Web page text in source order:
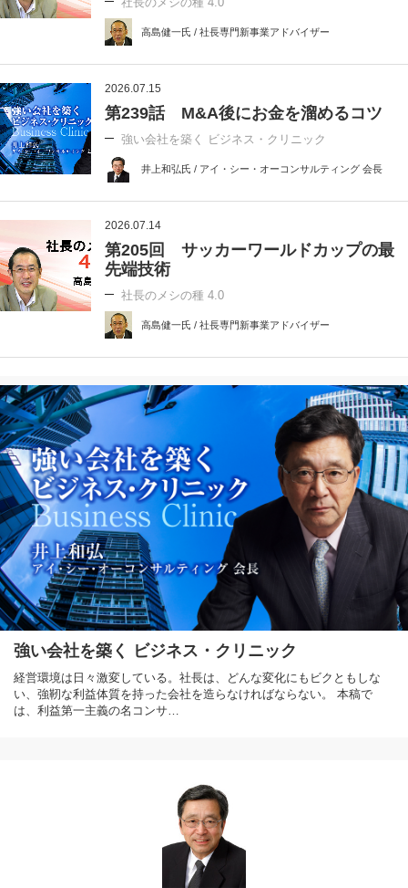
高島健一氏 / 社長専門新事業アドバイザー
2026.07.15
第239話 M&A後にお金を溜めるコツ
強い会社を築く ビジネス・クリニック
井上和弘氏 / アイ・シー・オーコンサルティング 会長
2026.07.14
第205回 サッカーワールドカップの最
先端技術
社長のメシの種 4.0
高島健一氏 / 社長専門新事業アドバイザー
強い会社を築く ビジネス・クリニック
経営環境は日々激変している。社長は、どんな変化にもビクともしな
い、強靭な利益体質を持った会社を造らなければならない。 本稿で
は、利益第一主義の名コンサ…